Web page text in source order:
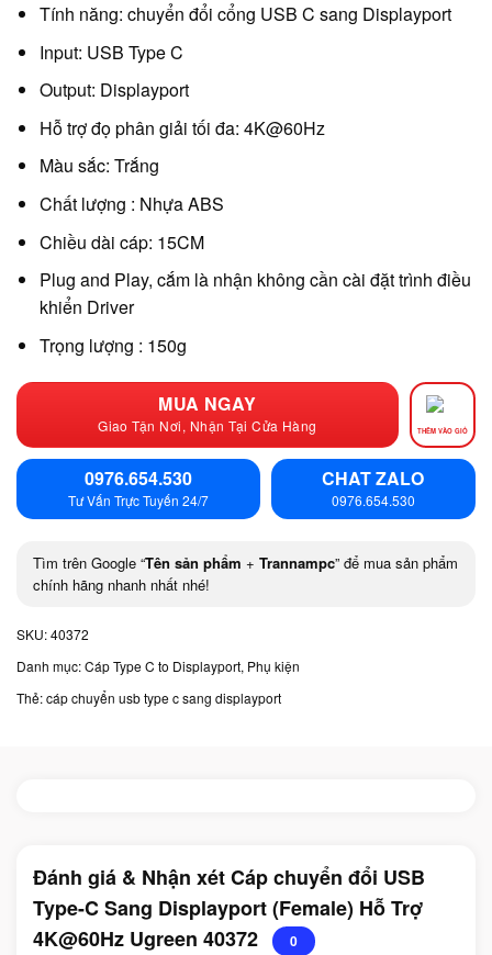
Tính năng: chuyển đổi cổng USB C sang Displayport
Input: USB Type C
Output: Displayport
Hỗ trợ đọ phân giải tối đa: 4K@60Hz
Màu sắc: Trắng
Chất lượng : Nhựa ABS
Chiều dài cáp: 15CM
Plug and Play, cắm là nhận không cần cài đặt trình điều
khiển Driver
Trọng lượng : 150g
MUA NGAY
Giao Tận Nơi, Nhận Tại Cửa Hàng THÊM VÀO GIỎ
0976.654.530
Tư Vấn Trực Tuyến 24/7
CHAT ZALO
0976.654.530
Tìm trên Google “Tên sản phẩm + Trannampc” để mua sản phẩm
chính hãng nhanh nhất nhé!
SKU:40372
Danh mục:Cáp Type C to Displayport, Phụ kiện
Thẻ:cáp chuyển usb type c sang displayport
Đánh giá & Nhận xét Cáp chuyển đổi USB
Type-C Sang Displayport (Female) Hỗ Trợ
4K@60Hz Ugreen 40372
0